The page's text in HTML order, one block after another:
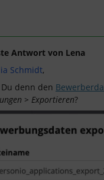
Antwort von Lena
Schmidt,
denn den
> Exportieren?